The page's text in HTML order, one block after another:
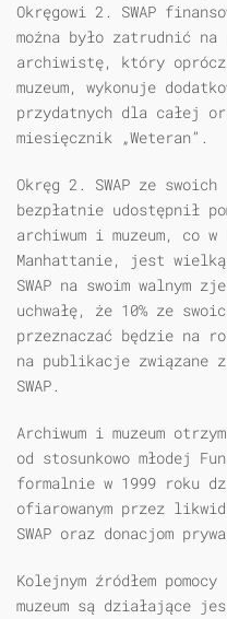
Okręgowi 2. SWAP
można było zatrudnić
archiwistę, który
muzeum, wykonuje
przydatnych dla całej
miesięcznik „Weteran”.
Okręg 2. SWAP ze
bezpłatnie udostępnił
archiwum i muzeum, co w
Manhattanie, jest wielką
SWAP na swoim walnym
uchwałę, że 10% ze
przeznaczać będzie na
na publikacje
SWAP.
Archiwum i muzeum
od stosunkowo młodej
formalnie w 1999 roku
ofiarowanym przez
SWAP oraz donacjom
Kolejnym źródłem
muzeum są działające